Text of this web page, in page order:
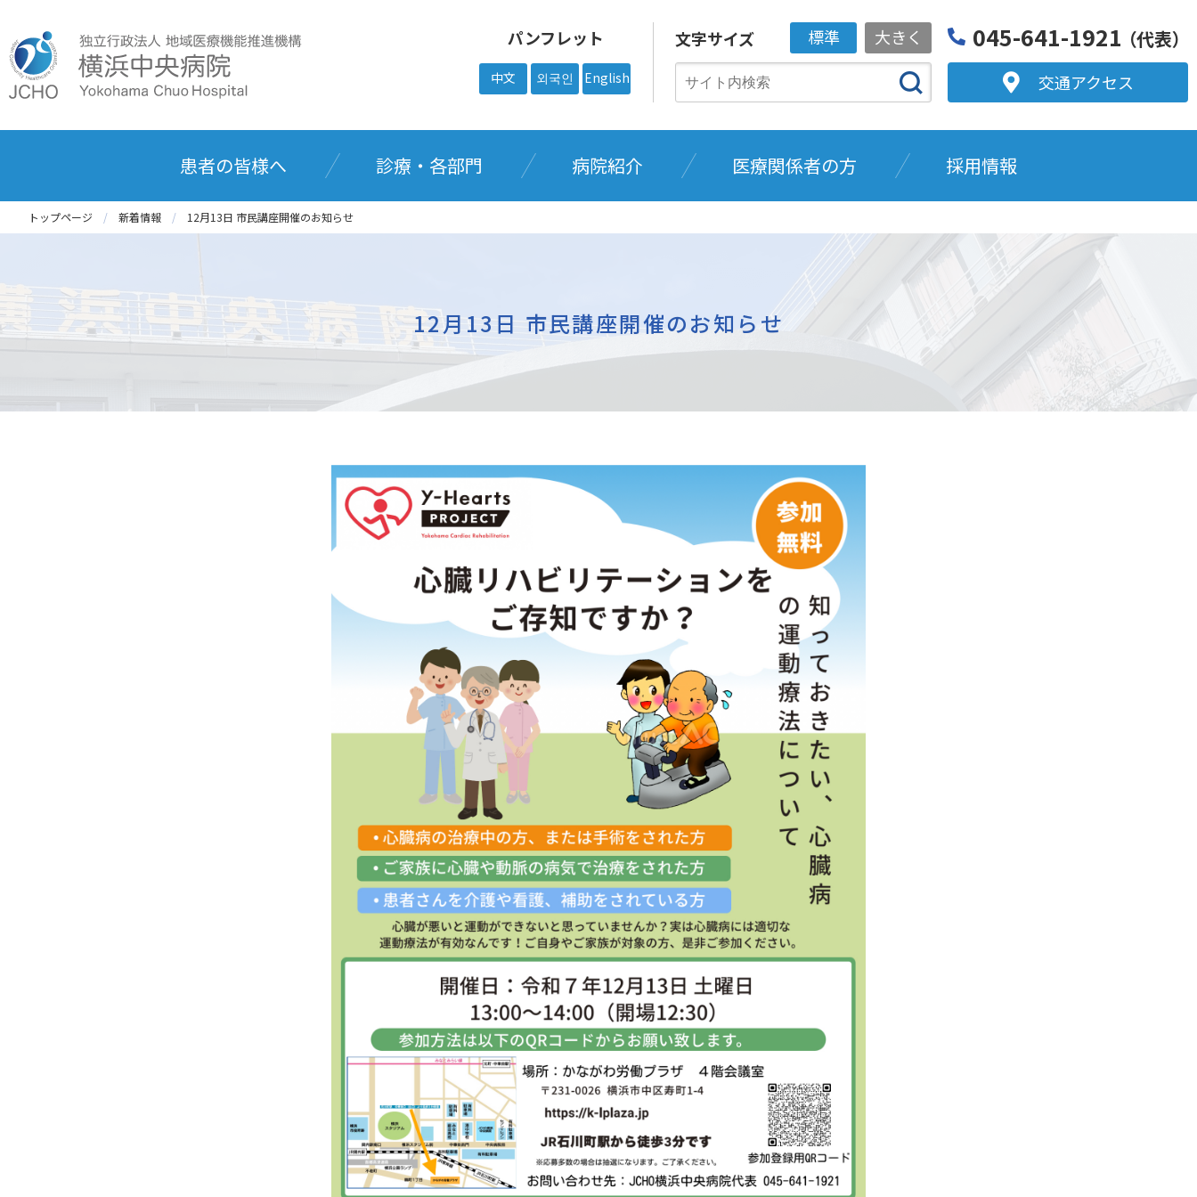
パンフレット
中文 외국인 English
文字サイズ 標準 大きく 045-641-1921 （代表）
交通アクセス
患者の皆様へ 診療・各部門 病院紹介 医療関係者の方 採用情報
トップページ 新着情報 12月13日 市民講座開催のお知らせ
12月13日 市民講座開催のお知らせ